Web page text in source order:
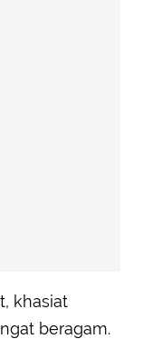
khasiat
beragam.